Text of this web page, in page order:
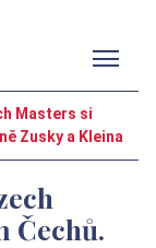
Masters si
Zusky a Kleina
Čechů.